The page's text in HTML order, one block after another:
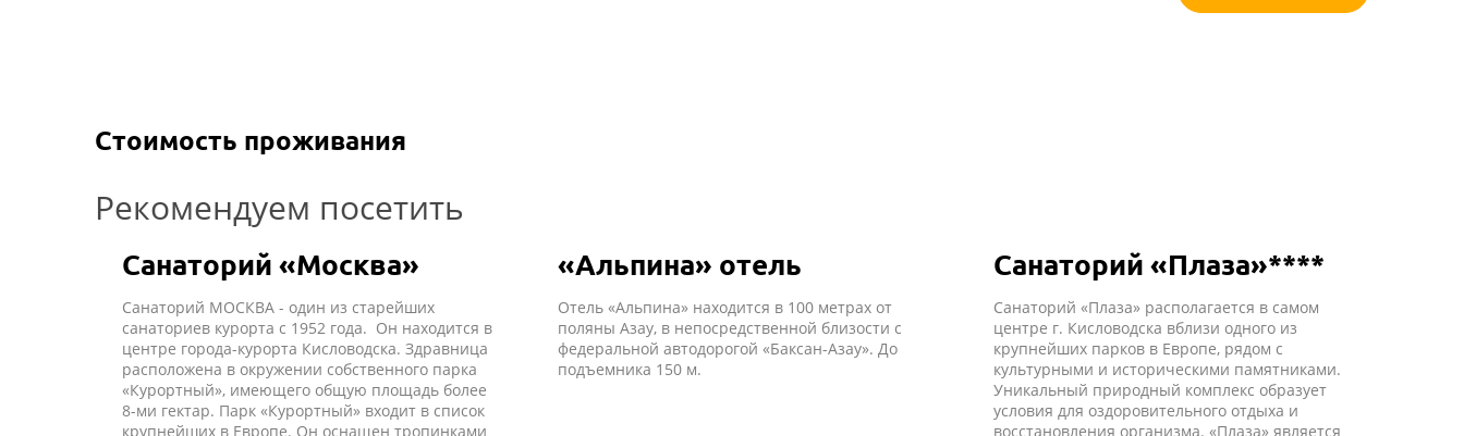
Стоимость проживания
Рекомендуем посетить
Санаторий «Москва»
Санаторий МОСКВА - один из старейших
санаториев курорта с 1952 года. Он находится в
центре города-курорта Кисловодска. Здравница
расположена в окружении собственного парка
«Курортный», имеющего общую площадь более
8-ми гектар. Парк «Курортный» входит в список
крупнейших в Европе. Он оснащен тропинками
«Альпина» отель
Отель «Альпина» находится в 100 метрах от
поляны Азау, в непосредственной близости с
федеральной автодорогой «Баксан-Азау». До
подъемника 150 м.
Санаторий «Плаза»****
Санаторий «Плаза» располагается в самом
центре г. Кисловодска вблизи одного из
крупнейших парков в Европе, рядом с
культурными и историческими памятниками.
Уникальный природный комплекс образует
условия для оздоровительного отдыха и
восстановления организма. «Плаза» является